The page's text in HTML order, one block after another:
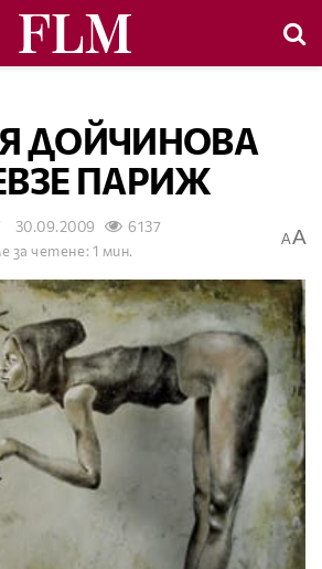
ДОЙЧИНОВА
ПАРИЖ
30.09.2009
6137
за четене: 1 мин.
AA